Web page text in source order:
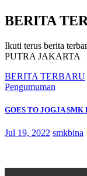
BERITA
Ikuti terus berita
PUTRA JAKARTA
BERITA TERBARU
Pengumuman
GOES TO JOGJA SMK
Jul 19, 2022 smkbina